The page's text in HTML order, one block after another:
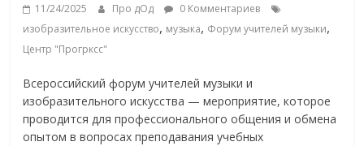
11/24/2025 Про дОд
0 Комментариев
изобразительное искусство, музыка, Форум учителей музыки,
Центр "Прогрксс"
Всероссийский форум учителей музыки и
изобразительного искусства — мероприятие, которое
проводится для профессионального общения и обмена
опытом в вопросах преподавания учебных